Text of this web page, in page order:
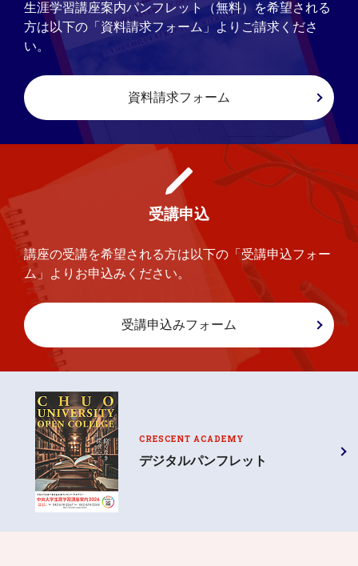
生涯学習講座案内パンフレット（無料）を希望される
方は以下の「資料請求フォーム」よりご請求くださ
い。
資料請求フォーム
受講申込
講座の受講を希望される方は以下の「受講申込フォー
ム」よりお申込みください。
受講申込みフォーム
CRESCENT ACADEMY
デジタルパンフレット